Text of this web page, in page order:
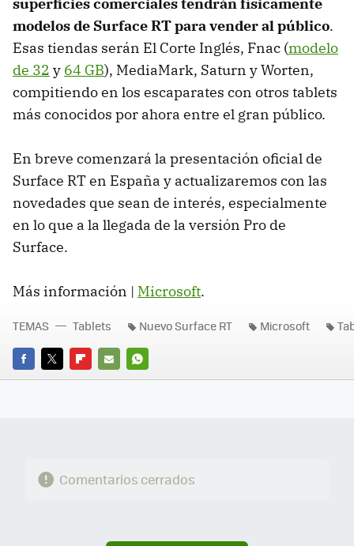
modelos de Surface RT para vender al público.
Esas tiendas serán El Corte Inglés, Fnac (modelo
de 32 y 64 GB), MediaMark, Saturn y Worten,
compitiendo en los escaparates con otros tablets
más conocidos por ahora entre el gran público.
En breve comenzará la presentación oficial de
Surface RT en España y actualizaremos con las
novedades que sean de interés, especialmente
en lo que a la llegada de la versión Pro de
Surface.
Más información | Microsoft.
FACEBOOK
TWITTERFLIPBOARD
E-
WHATSAPP
TEMAS Tablets Nuevo Surface RT Microsoft
Comentarios cerrados